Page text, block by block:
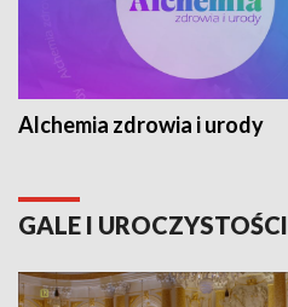
Alchemia zdrowia i urody
GALE I UROCZYSTOŚCI